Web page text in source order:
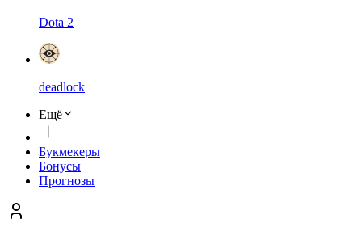
Dota 2
deadlock
Ещё
Букмекеры
Бонусы
Прогнозы